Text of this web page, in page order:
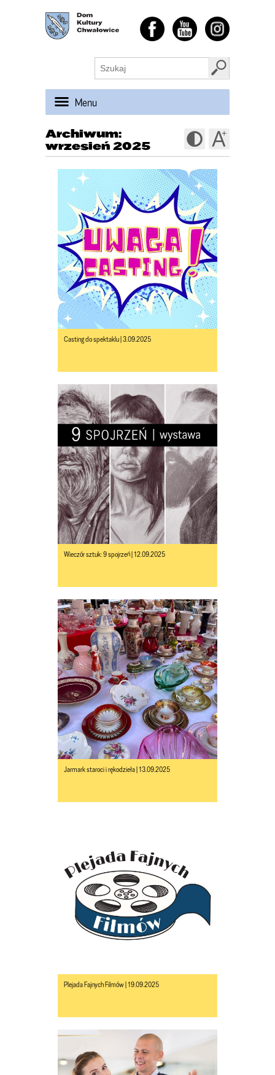
Menu
Archiwum:
wrzesień 2025
Casting do spektaklu | 3.09.2025
Wieczór sztuk: 9 spojrzeń | 12.09.2025
Jarmark staroci i rękodzieła | 13.09.2025
Plejada Fajnych Filmów | 19.09.2025